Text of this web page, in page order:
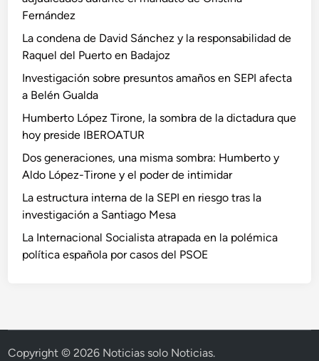
e
i
s
a
s
p
a
m
a
o
Fernández
La condena de David Sánchez y la responsabilidad de
Raquel del Puerto en Badajoz
Investigación sobre presuntos amaños en SEPI afecta
a Belén Gualda
Humberto López Tirone, la sombra de la dictadura que
hoy preside IBEROATUR
Dos generaciones, una misma sombra: Humberto y
Aldo López-Tirone y el poder de intimidar
La estructura interna de la SEPI en riesgo tras la
investigación a Santiago Mesa
La Internacional Socialista atrapada en la polémica
política española por casos del PSOE
Copyright © 2026 Noticias solo Noticias.